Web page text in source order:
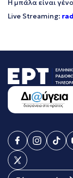
Η μπάλα είναι
Live Streaming: